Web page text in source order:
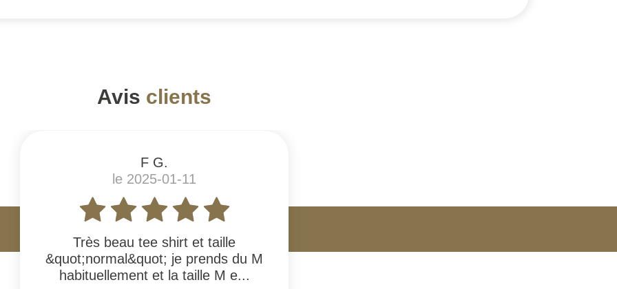
Avis clients
F G.
le 2025-01-11
Très beau tee shirt et taille
&quot;normal&quot; je prends du M
habituellement et la taille M e...